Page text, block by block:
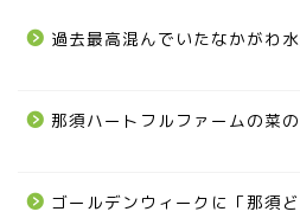
過去最高混んでいたなかがわ
那須ハートフルファームの菜
ゴールデンウィークに「那須